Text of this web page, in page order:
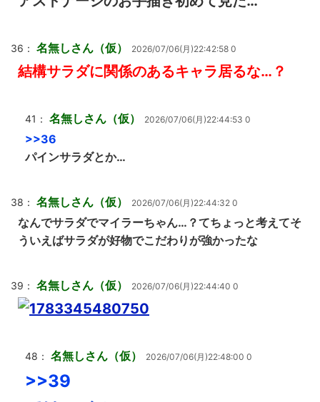
36： 名無しさん（仮） 2026/07/06(月)22:42:58 0
結構サラダに関係のあるキャラ居るな…？
41： 名無しさん（仮） 2026/07/06(月)22:44:53 0
>>36
パインサラダとか…
38： 名無しさん（仮） 2026/07/06(月)22:44:32 0
なんでサラダでマイラーちゃん…？てちょっと考えてそ
ういえばサラダが好物でこだわりが強かったな
39： 名無しさん（仮） 2026/07/06(月)22:44:40 0
48： 名無しさん（仮） 2026/07/06(月)22:48:00 0
>>39